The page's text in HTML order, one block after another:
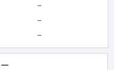
－
－
－